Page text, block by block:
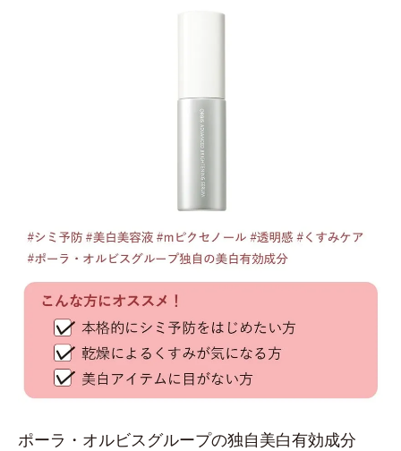
ポーラ・オルビスグループの独自美白有効成分